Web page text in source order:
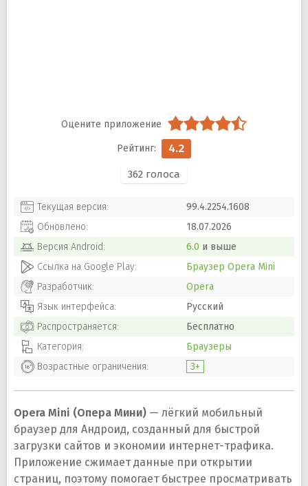
4.2
362 голоса
Текущая версия:
99.4.2254.1608
Обновлено:
18.07.2026
Версия Android: 6.0 и выше
Ссылка на Google Play:
Браузер Opera Mini
Разработчик:
Opera
Язык интерфейса:
Русский
Распространяется:
Бесплатно
Категория:
Браузеры
Возрастные ограничения:
3+
Opera Mini (Опера Мини) — лёгкий мобильный
браузер для Андроид, созданный для быстрой
загрузки сайтов и экономии интернет-трафика.
Приложение сжимает данные при открытии
страниц, поэтому помогает быстрее просматривать